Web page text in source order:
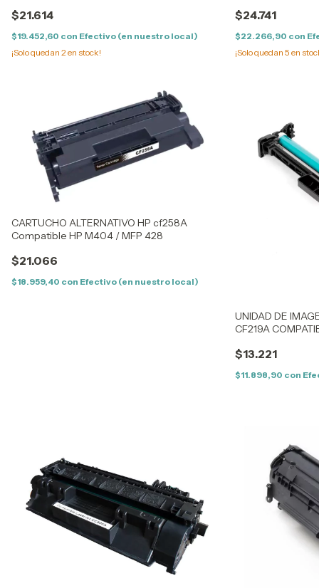
1300/1312 - LPB 5050/8050 / 1411/12/13/
$21.614
$19.452,60 con Efectivo (en nuestro local)
¡Solo quedan 2 en stock!
$24.741
$22.266,90 con
¡Solo quedan 5 en
CARTUCHO ALTERNATIVO HP cf258A
Compatible HP M404 / MFP 428
$21.066
$18.959,40 con Efectivo (en nuestro local)
UNIDAD DE
CF219A
$13.221
$11.898,90 con